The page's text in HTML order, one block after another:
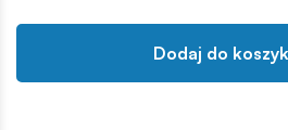
Dodaj do